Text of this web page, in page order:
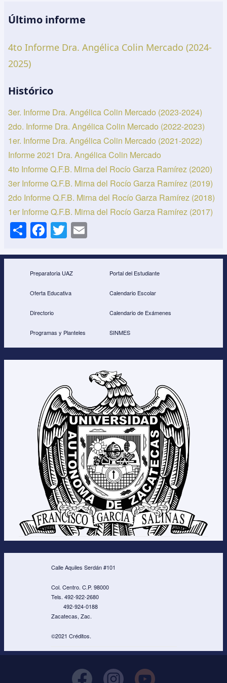
Último informe
4to Informe Dra. Angélica Colin Mercado (2024-
2025)
Histórico
3er. Informe Dra. Angélica Colin Mercado (2023-2024)
2do. Informe Dra. Angélica Colin Mercado (2022-2023)
1er. Informe Dra. Angélica Colin Mercado (2021-2022)
Informe 2021 Dra. Angélica Colin Mercado
4to Informe Q.F.B. Mirna del Rocío Garza Ramírez (2020)
3er Informe Q.F.B. Mirna del Rocío Garza Ramírez (2019)
2do Informe Q.F.B. Mirna del Rocío Garza Ramírez (2018)
1er Informe Q.F.B. Mirna del Rocío Garza Ramírez (2017)
S
h
ar
e
F
a
c
e
b
o
k
T
wi
tt
er
ail
Preparatoria UAZ
Oferta Educativa
Directorio
Programas y Planteles
Portal del Estudiante
Calendario Escolar
Calendario de Exámenes
SINMES
Calle Aquiles Serdán #101
Col. Centro. C.P. 98000
Tels. 492-922-2680
492-924-0188
Zacatecas, Zac.
©2021 Créditos.